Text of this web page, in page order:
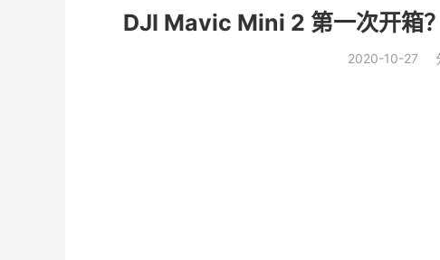
DJI Mavic Mini 2 第一次开箱
2020-10-27